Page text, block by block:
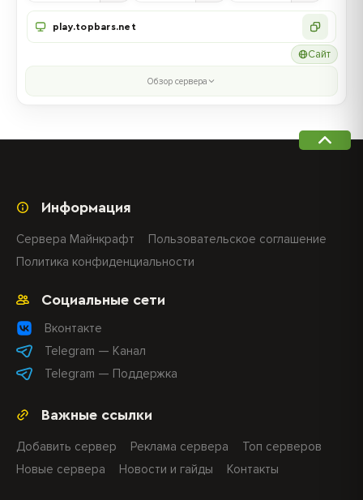
play.topbars.net
Сайт
Обзор сервера
Важные ссылки
Добавить сервер Реклама сервера
Топ серверов
Новые сервера
Новости и гайды Контакты
Социальные сети
Вконтакте
Telegram — Канал
Telegram — Поддержка
Информация
Сервера Майнкрафт
Пользовательское соглашение
Политика конфиденциальности